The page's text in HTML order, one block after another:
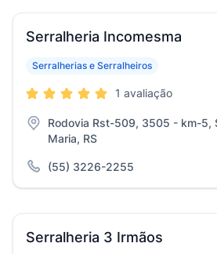
Serralheria Incomesma
Serralherias e Serralheiros
1 avaliação
Rodovia Rst-509, 3505 - km-5,
Maria, RS
(55) 3226-2255
Serralheria 3 Irmãos